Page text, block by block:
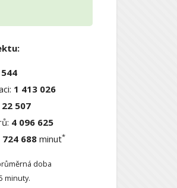
1 413 026
22 507
4 096 625
724 688minut*
doba
minuty.